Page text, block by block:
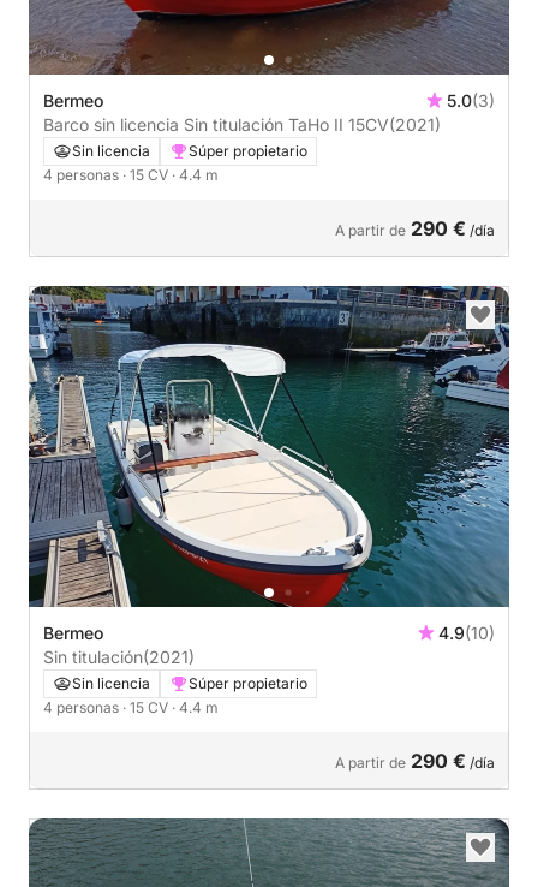
Bermeo 5.0(3)
Barco sin licencia Sin titulación TaHo II 15CV(2021)
Sin licencia
Súper propietario
4 personas · 15 CV · 4.4 m
A partir de 290 € /día
Bermeo 4.9(10)
Sin titulación(2021)
Sin licencia
Súper propietario
4 personas · 15 CV · 4.4 m
A partir de 290 € /día